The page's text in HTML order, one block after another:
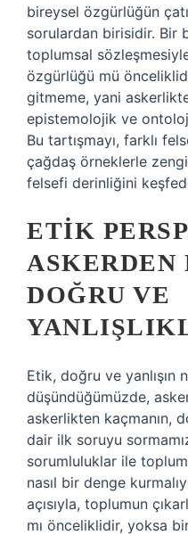
bireysel özgürlüğün
sorulardan birisidir. Bir
toplumsal
özgürlüğü mü
gitmeme, yani
epistemolojik ve
Bu tartışmayı, farklı
çağdaş örneklerle
felsefi derinliğini
ETIK
DOĞRU VE
Etik, doğru ve yanlışın
düşündüğümüzde,
askerlikten kaçmanın,
dair ilk soruyu
sorumluluklar ile
nasıl bir denge
açısıyla, toplumun
mı önceliklidir, yoksa